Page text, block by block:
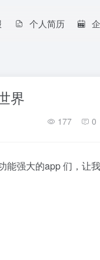
个人简历
界
177 0
能强大的app 们，让